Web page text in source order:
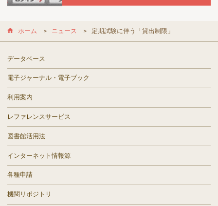
ホーム ニュース 定期試験に伴う「貸出制限」
データベース
電子ジャーナル・電子ブック
利用案内
レファレンスサービス
図書館活用法
インターネット情報源
各種申請
機関リポジトリ